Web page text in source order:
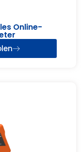
Online-